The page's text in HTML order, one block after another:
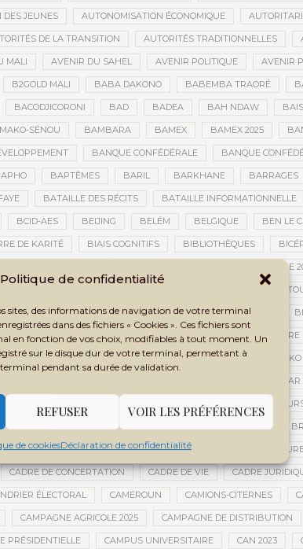
Politique de confidentialité
sites, des informations de navigation de votre terminal
dans des fichiers « Cookies ». Ces fichiers sont
en fonction de vos choix, modifiables à tout moment. Un
sur le disque dur de votre terminal, permettant à
pendant sa durée de validation.
REFUSER VOIR LES PRÉFÉRENCES
de cookiesDéclaration de confidentialité
JEUNES AUTONOMISATION ÉCONOMIQUE
DE LA TRANSITION AUTORITÉS TRADITIONNELLES
MALI AVENIR DU SAHEL AVENIR POLITIQUE AVENIR
B2GOLD MALI BABA DAKONO BABEMBA TRAORÉ
BACODJICORONI BAD BADEA BAH NDAW
SÉNOU BAMBARA BAMEX BAMEX 2025
BANQUE CONFÉDÉRALE BANQUE
BAPTÊMES BARIL BARKHANE BARRAGES
BATAILLE DES RÉCITS BATAILLE INFORMATIONNELLE
BCID-AES BEIJING BELÉM BELGIQUE BEN LE
DE KARITÉ BIAIS COGNITIFS BIBLIOTHÈQUES
BIENNALE ARTISTIQUE ET CULTURELLE
CULTURELLE TOMBOUCTOU 2025 BIENNALE DE
BILAN ET PERSPECTIVES BILAN HUMAIN BINTOU
BLÉ BLÉ RUSSE BLESSÉS BLESSÉS DE GUERRE
BOBO-DIOULASSO BOGOLAN BOKAR BIRO
BOURÉMA KANSAYE
BRICE OLIGUI NGUEMA
DE LA PRÉSIDENCE BUDGET NATIONAL
CADRE DE CONCERTATION CADRE DE VIE CADRE
ÉLECTORAL CAMEROUN CAMIONS-CITERNES
CAMPAGNE AGRICOLE 2025 CAMPAGNE DE DISTRIBUTION
PRÉSIDENTIELLE CAMPUS UNIVERSITAIRE CAN 2023